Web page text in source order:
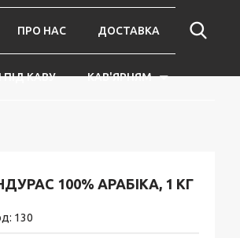
ПРО НАС ДОСТАВКА
ПІД КАВУ КАВ'ЯРНЯМ
100% АРАБІКА, 1 КГ
130